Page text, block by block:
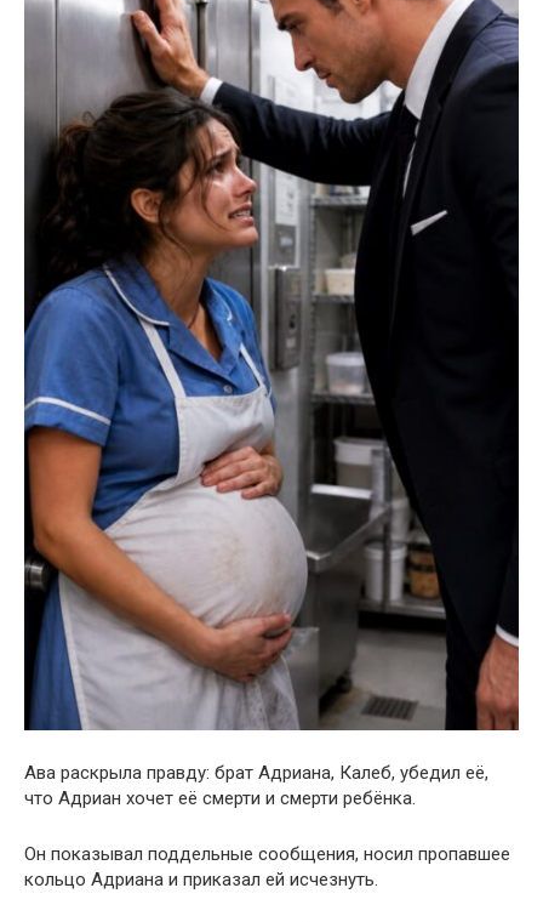
Ава раскрыла правду: брат Адриана, Калеб, убедил её,
что Адриан хочет её смерти и смерти ребёнка.
Он показывал поддельные сообщения, носил пропавшее
кольцо Адриана и приказал ей исчезнуть.